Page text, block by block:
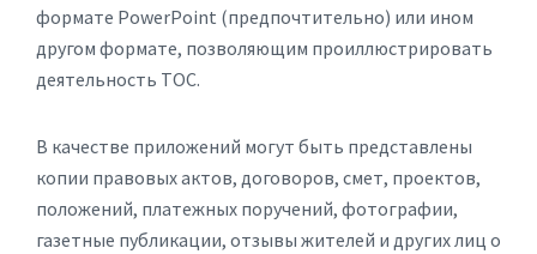
формате PowerPoint (предпочтительно) или ином
другом формате, позволяющим проиллюстрировать
деятельность ТОС.
В качестве приложений могут быть представлены
копии правовых актов, договоров, смет, проектов,
положений, платежных поручений, фотографии,
газетные публикации, отзывы жителей и других лиц о